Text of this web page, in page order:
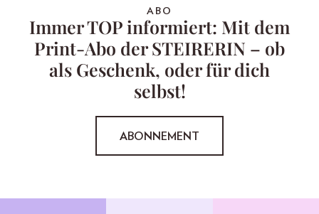
ABO
Immer TOP informiert: Mit dem
Print-Abo der STEIRERIN – ob
als Geschenk, oder für dich
selbst!
ABONNEMENT